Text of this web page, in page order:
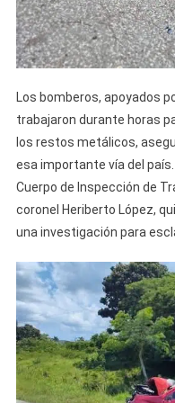
Los bomberos, apoyados
trabajaron durante horas
los restos metálicos,
esa importante vía del
Cuerpo de Inspección de
coronel Heriberto López,
una investigación para